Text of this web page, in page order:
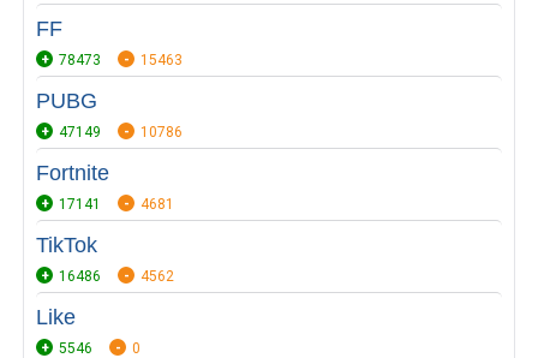
FF
78473 15463
PUBG
47149 10786
Fortnite
17141 4681
TikTok
16486 4562
Like
5546 0